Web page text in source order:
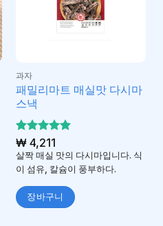
과자
패밀리마트 매실맛 다시마
스낵
5 중에서
5로 평가
됨
₩4,211
살짝 매실 맛의 다시마입니다. 식
이 섬유, 칼슘이 풍부하다.
장바구니